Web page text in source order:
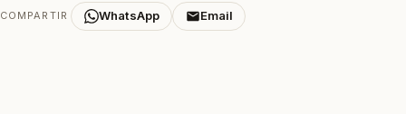
COMPARTIR WhatsApp Email